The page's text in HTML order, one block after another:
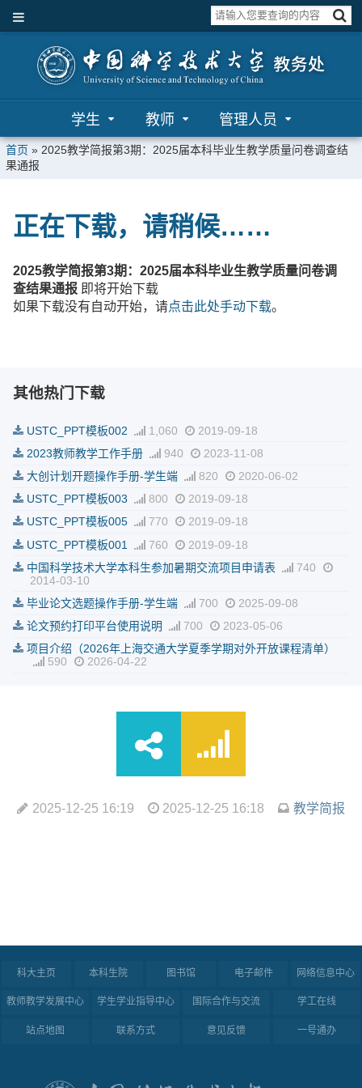
学生 教师 管理人员
首页 » 2025教学简报第3期：2025届本科毕业生教学质量问卷调查结
果通报
正在下载，请稍候……
2025教学简报第3期：2025届本科毕业生教学质量问卷调
查结果通报 即将开始下载
如果下载没有自动开始，请点击此处手动下载。
其他热门下载
USTC_PPT模板002 1,060
2019-09-18
2023教师教学工作手册
940
2023-11-08
大创计划开题操作手册-学生端
820
2020-06-02
USTC_PPT模板003
800
2019-09-18
USTC_PPT模板005
770
2019-09-18
USTC_PPT模板001
760
2019-09-18
中国科学技术大学本科生参加暑期交流项目申请表
740
2014-03-10
毕业论文选题操作手册-学生端
700
2025-09-08
论文预约打印平台使用说明
700
2023-05-06
项目介绍（2026年上海交通大学夏季学期对外开放课程清单）
590
2026-04-22
2025-12-25 16:19 2025-12-25 16:18 教学简报
科大主页 本科生院 图书馆 电子邮件 网络信息中心
教师教学发展中心 学生学业指导中心 国际合作与交流 学工在线
站点地图 联系方式 意见反馈 一号通办